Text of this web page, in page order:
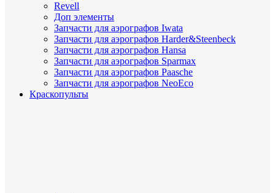
Revell
Доп элементы
Запчасти для аэрографов Iwata
Запчасти для аэрографов Harder&Steenbeck
Запчасти для аэрографов Hansa
Запчасти для аэрографов Sparmax
Запчасти для аэрографов Paasche
Запчасти для аэрографов NeoEco
Краскопульты